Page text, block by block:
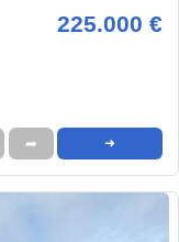
225.000 €
➦ ➜